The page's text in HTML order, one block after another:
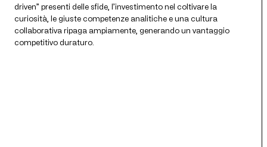
driven” presenti delle sfide, l’investimento nel coltivare la
curiosità, le giuste competenze analitiche e una cultura
collaborativa ripaga ampiamente, generando un vantaggio
competitivo duraturo.